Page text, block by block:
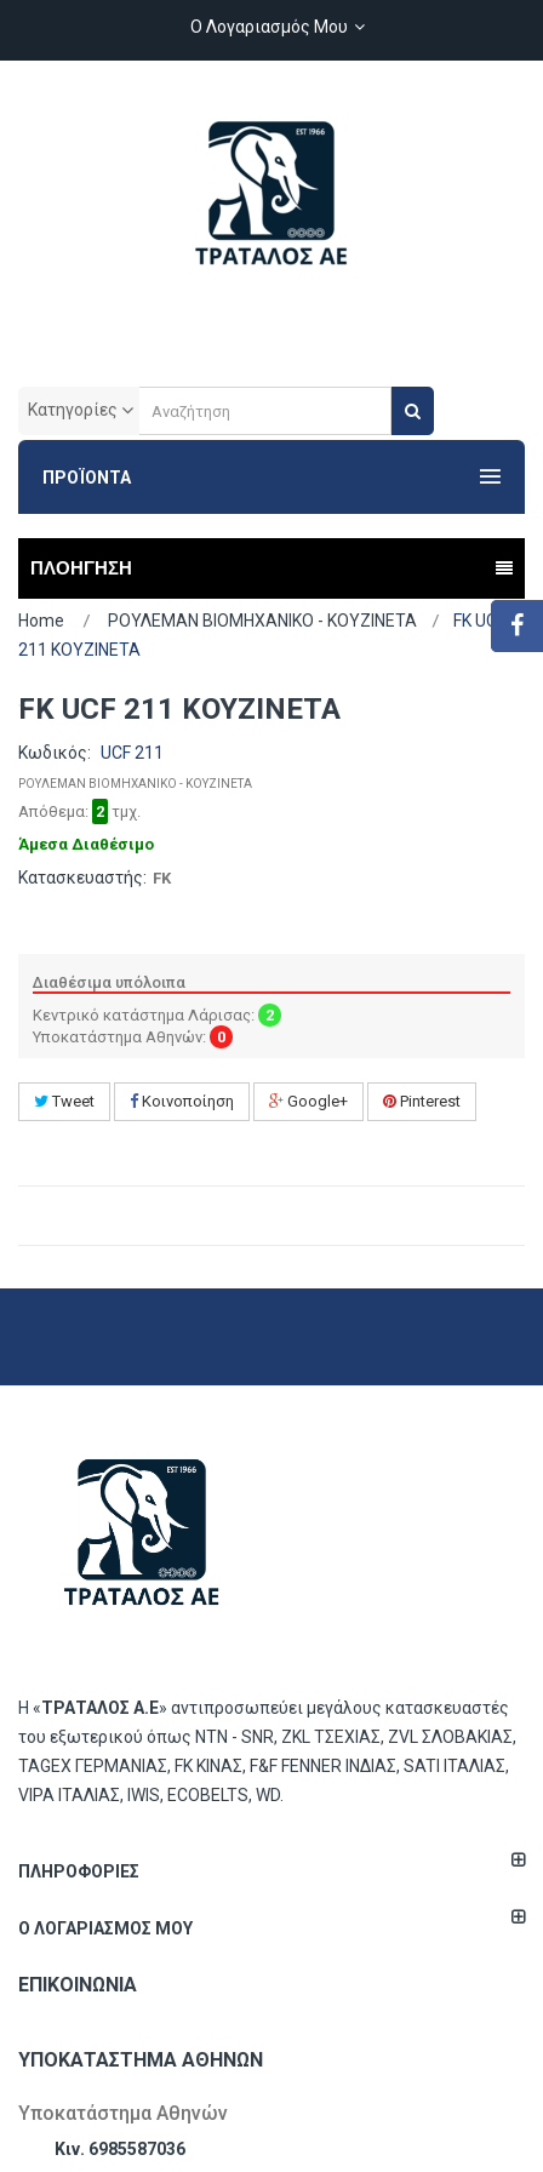
Ο Λογαριασμός Μου
Κατηγορίες
ΠΡΟΪΟΝΤΑ
ΠΛΟΗΓΗΣΗ
Home ΡΟΥΛΕΜΑΝ ΒΙΟΜΗΧΑΝΙΚΟ - ΚΟΥΖΙΝΕΤΑ
FK UCF
211 ΚΟΥΖΙΝΕΤΑ
FK UCF 211 ΚΟΥΖΙΝΕΤΑ
Κωδικός: UCF 211
ΡΟΥΛΕΜΑΝ ΒΙΟΜΗΧΑΝΙΚΟ - ΚΟΥΖΙΝΕΤΑ
Απόθεμα: 2 τμχ.
Άμεσα Διαθέσιμο
Κατασκευαστής: FK
Διαθέσιμα υπόλοιπα
Κεντρικό κατάστημα Λάρισας:
2
Υποκατάστημα Αθηνών:
0
Tweet Κοινοποίηση Google+ Pinterest
Η «ΤΡΑΤΑΛΟΣ Α.Ε» αντιπροσωπεύει μεγάλους κατασκευαστές
του εξωτερικού όπως ΝΤΝ - SNR, ZKL ΤΣΕΧΙΑΣ, ZVL ΣΛΟΒΑΚΙΑΣ,
TAGEX ΓΕΡΜΑΝΙΑΣ, FK ΚΙΝΑΣ, F&F FENNER ΙΝΔΙΑΣ, SATI ΙΤΑΛΙΑΣ,
VIPA ΙΤΑΛΙΑΣ, IWIS, ECOBELTS, WD.
ΠΛΗΡΟΦΟΡΊΕΣ
Ο ΛΟΓΑΡΙΑΣΜΌΣ ΜΟΥ
ΕΠΙΚΟΙΝΩΝΊΑ
ΥΠΟΚΑΤΆΣΤΗΜΑ ΑΘΗΝΏΝ
Υποκατάστημα Αθηνών
Κιν. 6985587036